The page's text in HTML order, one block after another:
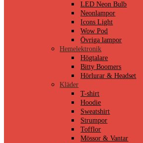
LED Neon Bulb
Neonlampor
Icons Light
Wow Pod
Övriga lampor
Hemelektronik
Högtalare
Bitty Boomers
Hörlurar & Headset
Kläder
T-shirt
Hoodie
Sweatshirt
Strumpor
Tofflor
Mössor & Vantar